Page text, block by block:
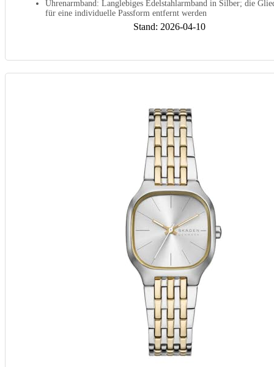
Uhrenarmband: Langlebiges Edelstahlarmband in Silber; die
für eine individuelle Passform entfernt werden
Stand: 2026-04-10